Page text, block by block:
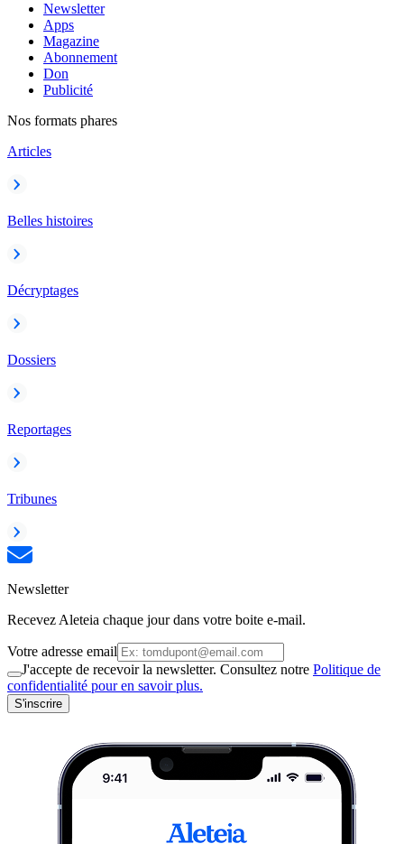
Newsletter
Apps
Magazine
Abonnement
Don
Publicité
Nos formats phares
Articles
Belles histoires
Décryptages
Dossiers
Reportages
Tribunes
Newsletter
Recevez Aleteia chaque jour dans votre boite e-mail.
Votre adresse email
J'accepte de recevoir la newsletter. Consultez notre Politique de
confidentialité pour en savoir plus.
S'inscrire